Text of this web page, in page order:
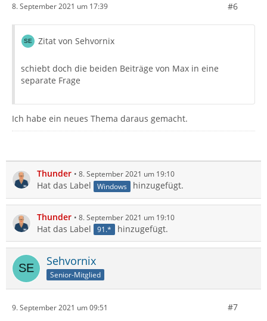
8. September 2021 um 17:39 #6
Zitat von Sehvornix
schiebt doch die beiden Beiträge von Max in eine
separate Frage
Ich habe ein neues Thema daraus gemacht.
Thunder 8. September 2021 um 19:10
Hat das Label Windows hinzugefügt.
Thunder 8. September 2021 um 19:10
Hat das Label 91.* hinzugefügt.
Sehvornix
Senior-Mitglied
9. September 2021 um 09:51 #7